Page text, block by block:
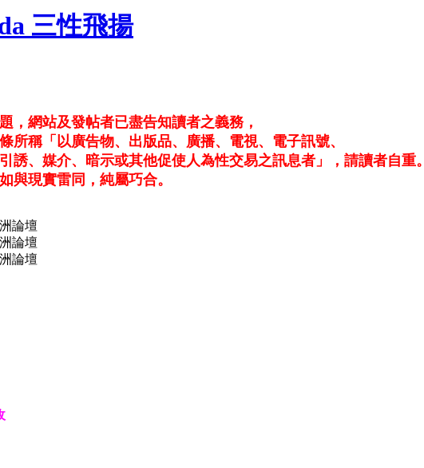
三性飛揚
，網站及發帖者已盡告知讀者之義務，
所稱「以廣告物、出版品、廣播、電視、電子訊號、
誘、媒介、暗示或其他促使人為性交易之訊息者」，請讀者自重。
與現實雷同，純屬巧合。